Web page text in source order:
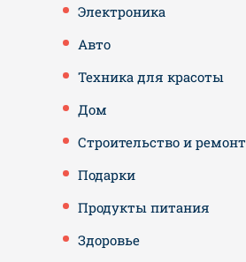
Электроника
Авто
Техника для красоты
Дом
Строительство и ремонт
Подарки
Продукты питания
Здоровье